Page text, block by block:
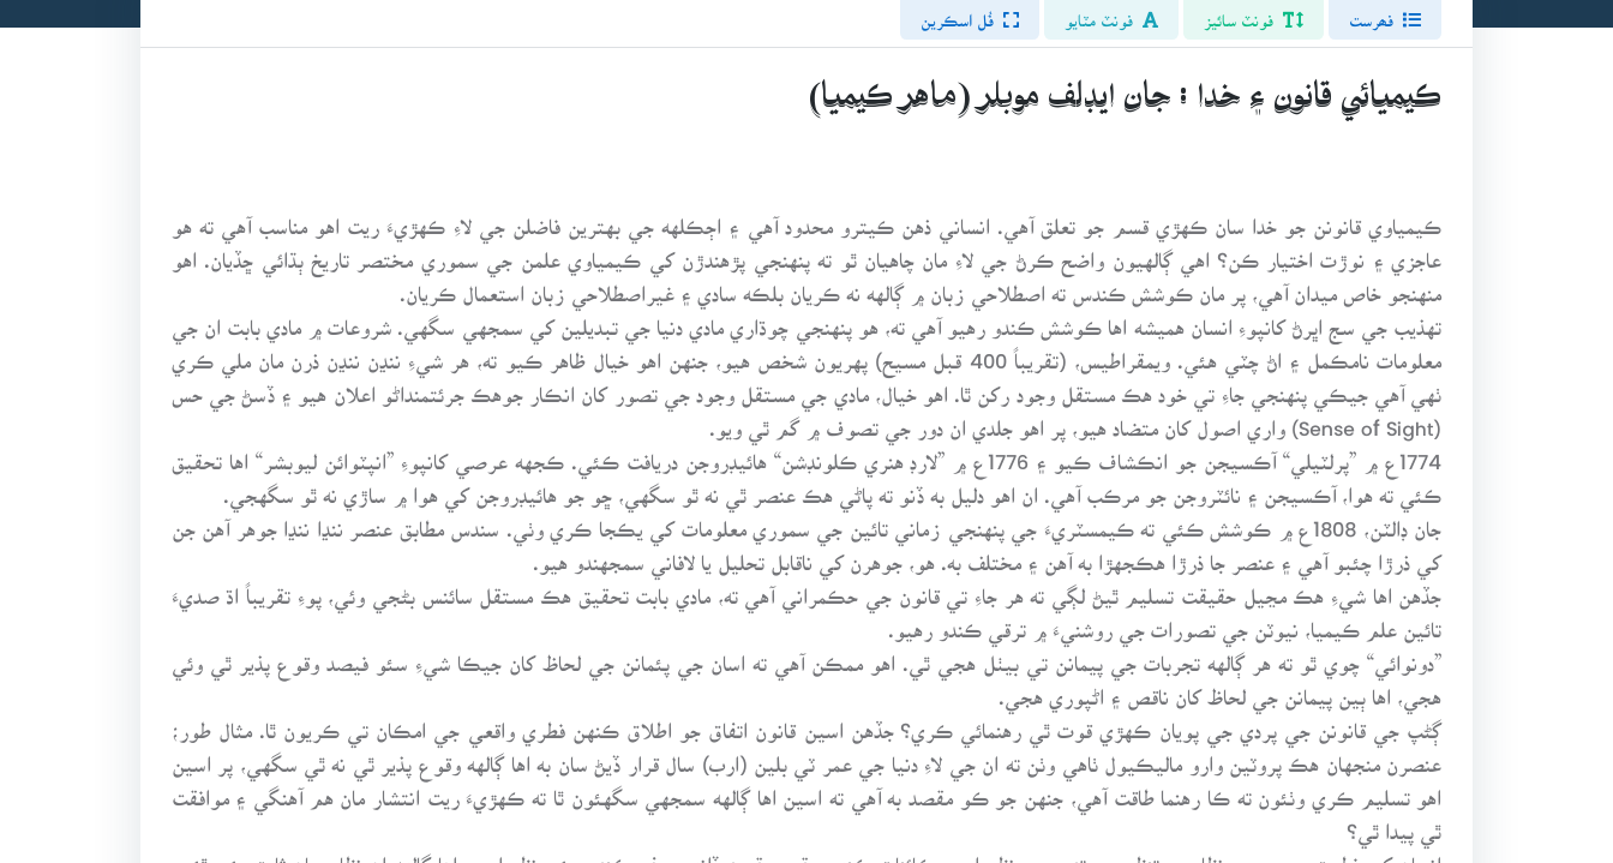
فونٽ سائيز فونٽ مٽايو فُل اسڪرين
ڪيميائي قانون ۽ خدا : جان ايڊلف موبلر (ماهر ڪيميا)
ڪيمياوي قانونن جو خدا سان ڪهڙي قسم جو تعلق آهي. انساني ذهن ڪيترو محدود آهي ۽ اڄڪلهه جي بهترين فاضلن جي لاءِ ڪهڙيءَ ريت اهو مناسب آهي ته هو
عاجزي ۽ نوڙت اختيار ڪن؟ اهي ڳالهيون واضح ڪرڻ جي لاءِ مان چاهيان ٿو ته پنهنجي پڙهندڙن کي ڪيمياوي علمن جي سموري مختصر تاريخ ٻڌائي ڇڏيان. اهو
منهنجو خاص ميدان آهي، پر مان ڪوشش ڪندس ته اصطلاحي زبان ۾ ڳالهه نه ڪريان بلڪه سادي ۽ غيراصطلاحي زبان استعمال ڪريان.
تهذيب جي سج اڀرڻ کانپوءِ انسان هميشه اها ڪوشش ڪندو رهيو آهي ته، هو پنهنجي چوڌاري مادي دنيا جي تبديلين کي سمجهي سگهي. شروعات ۾ مادي بابت ان جي
معلومات نامڪمل ۽ اڻ چٽي هئي. ويمقراطيس، (تقريباً 400 قبل مسيح) پهريون شخص هيو، جنهن اهو خيال ظاهر ڪيو ته، هر شيءِ ننڍن ننڍن ذرن مان ملي ڪري
ٺهي آهي جيڪي پنهنجي جاءِ تي خود هڪ مستقل وجود رکن ٿا. اهو خيال، مادي جي مستقل وجود جي تصور کان انڪار جوهڪ جرئتمنداڻو اعلان هيو ۽ ڏسڻ جي حس
(Sense of Sight) واري اصول کان متضاد هيو، پر اهو جلدي ان دور جي تصوف ۾ گم ٿي ويو.
1774ع ۾ ”پرلٽيلي“ آڪسيجن جو انڪشاف ڪيو ۽ 1776ع ۾ ”لارڊ هنري ڪلونڊشن“ هائيڊروجن دريافت ڪئي. ڪجهه عرصي کانپوءِ ”انپٽوائن ليوبشر“ اها تحقيق
ڪئي ته هوا، آڪسيجن ۽ نائٽروجن جو مرڪب آهي. ان اهو دليل به ڏنو ته پاڻي هڪ عنصر ٿي نه ٿو سگهي، ڇو جو هائيڊروجن کي هوا ۾ ساڙي نه ٿو سگهجي.
جان ڊالٽن، 1808ع ۾ ڪوشش ڪئي ته ڪيمسٽريءَ جي پنهنجي زماني تائين جي سموري معلومات کي يڪجا ڪري وٺي. سندس مطابق عنصر ننڍا ننڍا جوهر آهن جن
کي ذرڙا چئبو آهي ۽ عنصر جا ذرڙا هڪجهڙا به آهن ۽ مختلف به. هو، جوهرن کي ناقابل تحليل يا لافاني سمجهندو هيو.
جڏهن اها شيءِ هڪ مڃيل حقيقت تسليم ٿيڻ لڳي ته هر جاءِ تي قانون جي حڪمراني آهي ته، مادي بابت تحقيق هڪ مستقل سائنس بڻجي وئي، پوءِ تقريباً اڌ صديءَ
تائين علم ڪيميا، نيوٽن جي تصورات جي روشنيءَ ۾ ترقي ڪندو رهيو.
”دونوائي“ چوي ٿو ته هر ڳالهه تجربات جي پيمانن تي بيٺل هجي ٿي. اهو ممڪن آهي ته اسان جي پئمانن جي لحاظ کان جيڪا شيءِ سئو فيصد وقوع پذير ٿي وئي
هجي، اها ٻين پيمانن جي لحاظ کان ناقص ۽ اڻپوري هجي.
ڳڻپ جي قانونن جي پردي جي پويان ڪهڙي قوت ٿي رهنمائي ڪري؟ جڏهن اسين قانون اتفاق جو اطلاق ڪنهن فطري واقعي جي امڪان تي ڪريون ٿا. مثال طور؛
عنصرن منجهان هڪ پروٽين وارو ماليڪيول ٺاهي وٺن ته ان جي لاءِ دنيا جي عمر ٽي بلين (ارب) سال قرار ڏيڻ سان به اها ڳالهه وقوع پذير ٿي نه ٿي سگهي، پر اسين
اهو تسليم ڪري وٺئون ته ڪا رهنما طاقت آهي، جنهن جو ڪو مقصد به آهي ته اسين اها ڳالهه سمجهي سگهئون ٿا ته ڪهڙيءَ ريت انتشار مان هم آهنگي ۽ موافقت
ٿي پيدا ٿي؟
انسان کي فطرت جي پوري نظام ۾ تنظيم ۽ تدبر پيو نظر اچي. ڪائنات ڪنهن مقرر مقصد ڏانهن سفر ڪندي پئي نظر اچي. اها ڳالهه ان نظام مان ثابت پئي ٿئي،